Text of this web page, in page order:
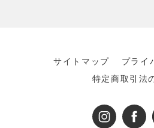
サイトマップ
プライ
特定商取引法